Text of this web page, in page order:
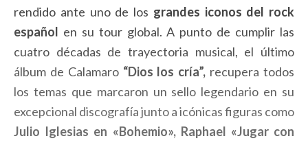
rendido ante uno de los grandes iconos del rock
español en su tour global. A punto de cumplir las
cuatro décadas de trayectoria musical, el último
álbum de Calamaro “Dios los cría”, recupera todos
los temas que marcaron un sello legendario en su
excepcional discografía junto a icónicas figuras como
Julio Iglesias en «Bohemio», Raphael «Jugar con